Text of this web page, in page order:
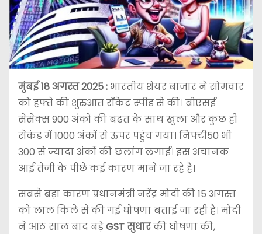
मुंबई 18 अगस्त 2025 : भारतीय शेयर बाजार ने सोमवार
को हफ्ते की शुरुआत रॉकेट स्पीड से की। बीएसई
सेंसेक्स 900 अंकों की बढ़त के साथ खुला और कुछ ही
सेकंड में 1000 अंकों से ऊपर पहुंच गया। निफ्टी50 भी
300 से ज्यादा अंकों की छलांग लगाई। इस अचानक
आई तेजी के पीछे कई कारण माने जा रहे हैं।
सबसे बड़ा कारण प्रधानमंत्री नरेंद्र मोदी की 15 अगस्त
को लाल किले से की गई घोषणा बताई जा रही है। मोदी
ने आठ साल बाद बड़ेGST सुधारकी घोषणा की,